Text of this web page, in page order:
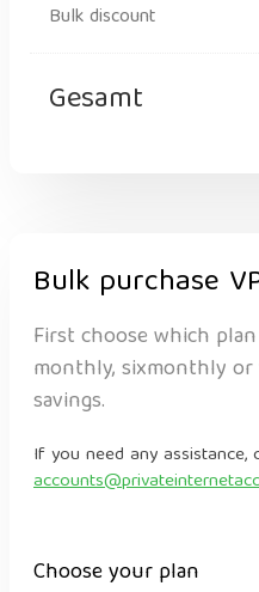
Bulk discount
Gesamt
Bulk purchase
First choose which
monthly, sixmonthly
savings.
If you need any assistance,
Choose your plan